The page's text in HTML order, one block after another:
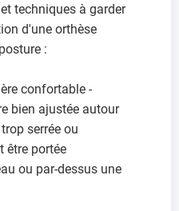
techniques à garder
d'une orthèse
:
confortable -
bien ajustée autour
serrée ou
être portée
ou par-dessus une